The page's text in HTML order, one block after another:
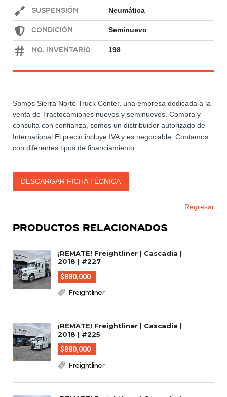
Suspensión Neumática
Condición Seminuevo
No. Inventario 198
Somos Sierra Norte Truck Center, una empresa dedicada a la
venta de Tractocamiones nuevos y seminuevos. Compra y
consulta con confianza, somos un distribuidor autorizado de
International El precio incluye IVA y es negociable. Contamos
con diferentes tipos de financiamiento.
DESCARGAR FICHA TÉCNICA
Regresar
PRODUCTOS RELACIONADOS
¡REMATE! Freightliner | Cascadia |
2018 | #227
$880,000
Freightliner
¡REMATE! Freightliner | Cascadia |
2018 | #225
$880,000
Freightliner